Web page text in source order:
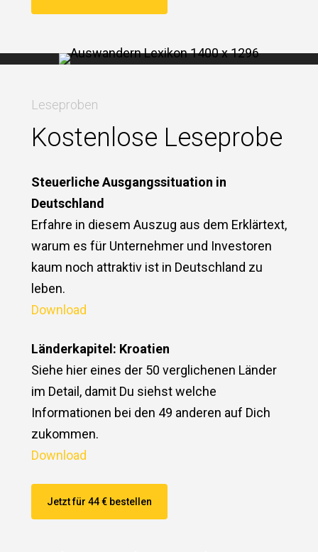
Leseproben
Kostenlose Leseprobe
Steuerliche Ausgangssituation in
Deutschland
Erfahre in diesem Auszug aus dem Erklärtext,
warum es für Unternehmer und Investoren
kaum noch attraktiv ist in Deutschland zu
leben.
Download
Länderkapitel: Kroatien
Siehe hier eines der 50 verglichenen Länder
im Detail, damit Du siehst welche
Informationen bei den 49 anderen auf Dich
zukommen.
Download
Jetzt für 44 € bestellen